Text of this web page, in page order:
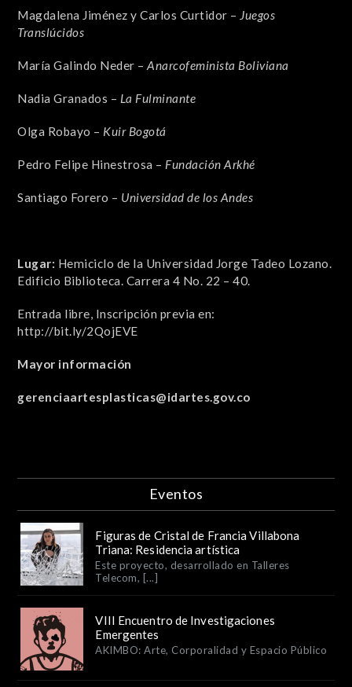
Magdalena Jiménez y Carlos Curtidor – Juegos
Translúcidos
María Galindo Neder –Anarcofeminista Boliviana
Nadia Granados – La Fulminante
Olga Robayo – Kuir Bogotá
Pedro Felipe Hinestrosa – Fundación Arkhé
Santiago Forero – Universidad de los Andes
Lugar: Hemiciclo de la Universidad Jorge Tadeo Lozano.
Edificio Biblioteca. Carrera 4 No. 22 – 40.
Entrada libre, Inscripción previa en:
http://bit.ly/2QojEVE
Mayor información
gerenciaartesplasticas@idartes.gov.co
Eventos
Figuras de Cristal de Francia Villabona
Triana: Residencia artística
Este proyecto, desarrollado en Talleres
Telecom, [...]
VIII Encuentro de Investigaciones
Emergentes
AKIMBO: Arte, Corporalidad y Espacio Público